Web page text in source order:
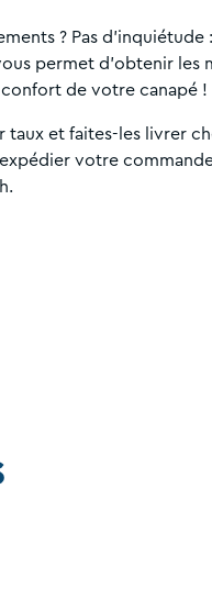
? Pas
permet d'obtenir les
de votre canapé !
taux et faites-les livrer
votre